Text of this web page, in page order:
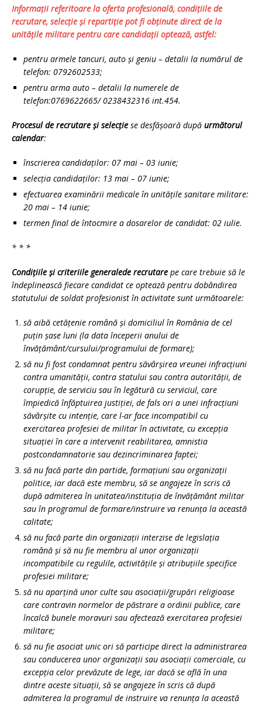
Informații referitoare la oferta profesională, condițiile de
recrutare, selecție și repartiție pot fi obținute direct de la
unitățile militare pentru care candidații optează, astfel:
pentru armele tancuri, auto și geniu – detalii la numărul de
telefon: 0792602533;
pentru arma auto – detalii la numerele de
telefon:0769622665/ 0238432316 int.454.
Procesul de recrutare și selecție se desfășoară după următorul
calendar:
înscrierea candidaților: 07 mai – 03 iunie;
selecția candidaților: 13 mai – 07 iunie;
efectuarea examinării medicale în unitățile sanitare militare:
20 mai – 14 iunie;
termen final de întocmire a dosarelor de candidat: 02 iulie.
* * *
Condițiile și criteriile generalede recrutare pe care trebuie să le
îndeplinească fiecare candidat ce optează pentru dobândirea
statutului de soldat profesionist în activitate sunt următoarele:
să aibă cetățenie română și domiciliul în România de cel
puțin șase luni (la data începerii anului de
învățământ/cursului/programului de formare);
să nu fi fost condamnat pentru săvârșirea vreunei infracțiuni
contra umanității, contra statului sau contra autorității, de
corupție, de serviciu sau în legătură cu serviciul, care
împiedică înfăptuirea justiției, de fals ori a unei infracțiuni
săvârșite cu intenție, care l-ar face incompatibil cu
exercitarea profesiei de militar în activitate, cu excepția
situației în care a intervenit reabilitarea, amnistia
postcondamnatorie sau dezincriminarea faptei;
să nu facă parte din partide, formațiuni sau organizații
politice, iar dacă este membru, să se angajeze în scris că
după admiterea în unitatea/instituția de învățământ militar
sau în programul de formare/instruire va renunța la această
calitate;
să nu facă parte din organizații interzise de legislația
română și să nu fie membru al unor organizații
incompatibile cu regulile, activitățile și atribuțiile specifice
profesiei militare;
să nu aparțină unor culte sau asociații/grupări religioase
care contravin normelor de păstrare a ordinii publice, care
încalcă bunele moravuri sau afectează exercitarea profesiei
militare;
să nu fie asociat unic ori să participe direct la administrarea
sau conducerea unor organizații sau asociații comerciale, cu
excepția celor prevăzute de lege, iar dacă se află în una
dintre aceste situații, să se angajeze în scris că după
admiterea la programul de instruire va renunța la această